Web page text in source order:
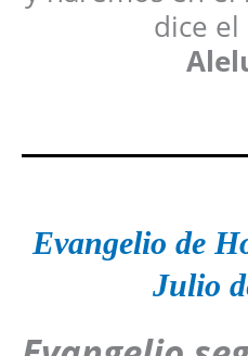
dice el
Evangelio de
Julio